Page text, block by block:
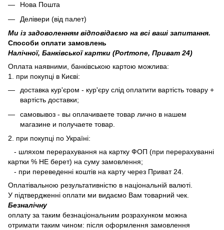
Нова Пошта
Делівери (від палет)
Ми із задоволенням відповідаємо на всі ваші запитання.
Способи оплати замовлень
Налічної, Банківської картки (Portmone, Приват 24)
Оплата наявними, банківською картою можлива:
1. при покупці в Києві:
доставка кур'єром - кур'єру слід оплатити вартість товару +
вартість доставки;
самовывоз - вы оплачиваете товар лично в нашем
магазине и получаете товар.
2. при покупці по Україні:
- шляхом перерахування на картку ФОП (при перерахуванні
картки % НЕ берет) на суму замовлення;
- при переведенні коштів на карту через Приват 24.
Оплатівальною результативністю в національній валюті.
У підтвердженні оплати ми видаємо Вам товарний чек.
Безналічну
оплату за таким безнаціональним розрахунком можна
отримати таким чином: після оформлення замовлення